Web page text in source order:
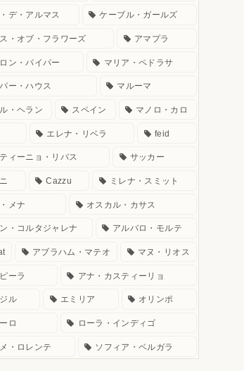
デ・アルマス ケーブル・ガールズ
・オブ・フラワーズ アマプラ
ン・パイパー マリア・ペドラサ
ー・ハウス マルーマ
・ヘラン スペイン マノロ・カロ
エレナ・リベラ feid
ィーニョ・リバス サッカー
Cazzu ミレナ・スミット
メナ オスカル・カサス
・コルタジャレナ アルバロ・モルテ
アブラハム・マテオ マヌ・リオス
ーラ アナ・カスティーリョ
ル エミリア オリンポ
ロ ローラ・インディゴ
・ロレンテ ソフィア・ベルガラ